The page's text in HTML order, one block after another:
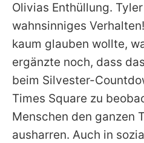
Olivias Enthüllung.
wahnsinniges
kaum glauben wollte,
ergänzte noch, dass
beim Silvester-
Times Square zu
Menschen den ganzen
ausharren. Auch in